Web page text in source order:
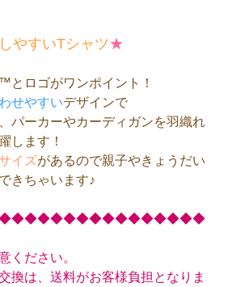
やすいTシャツ★
とロゴがワンポイント！
せやすいデザインで
パーカーやカーディガンを羽織れ
します！
イズがあるので親子やきょうだい
きちゃいます♪
ください。
換は、送料がお客様負担となりま